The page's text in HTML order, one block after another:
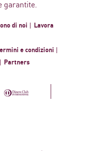
garantite.
di noi
Lavora
e condizioni
Partners